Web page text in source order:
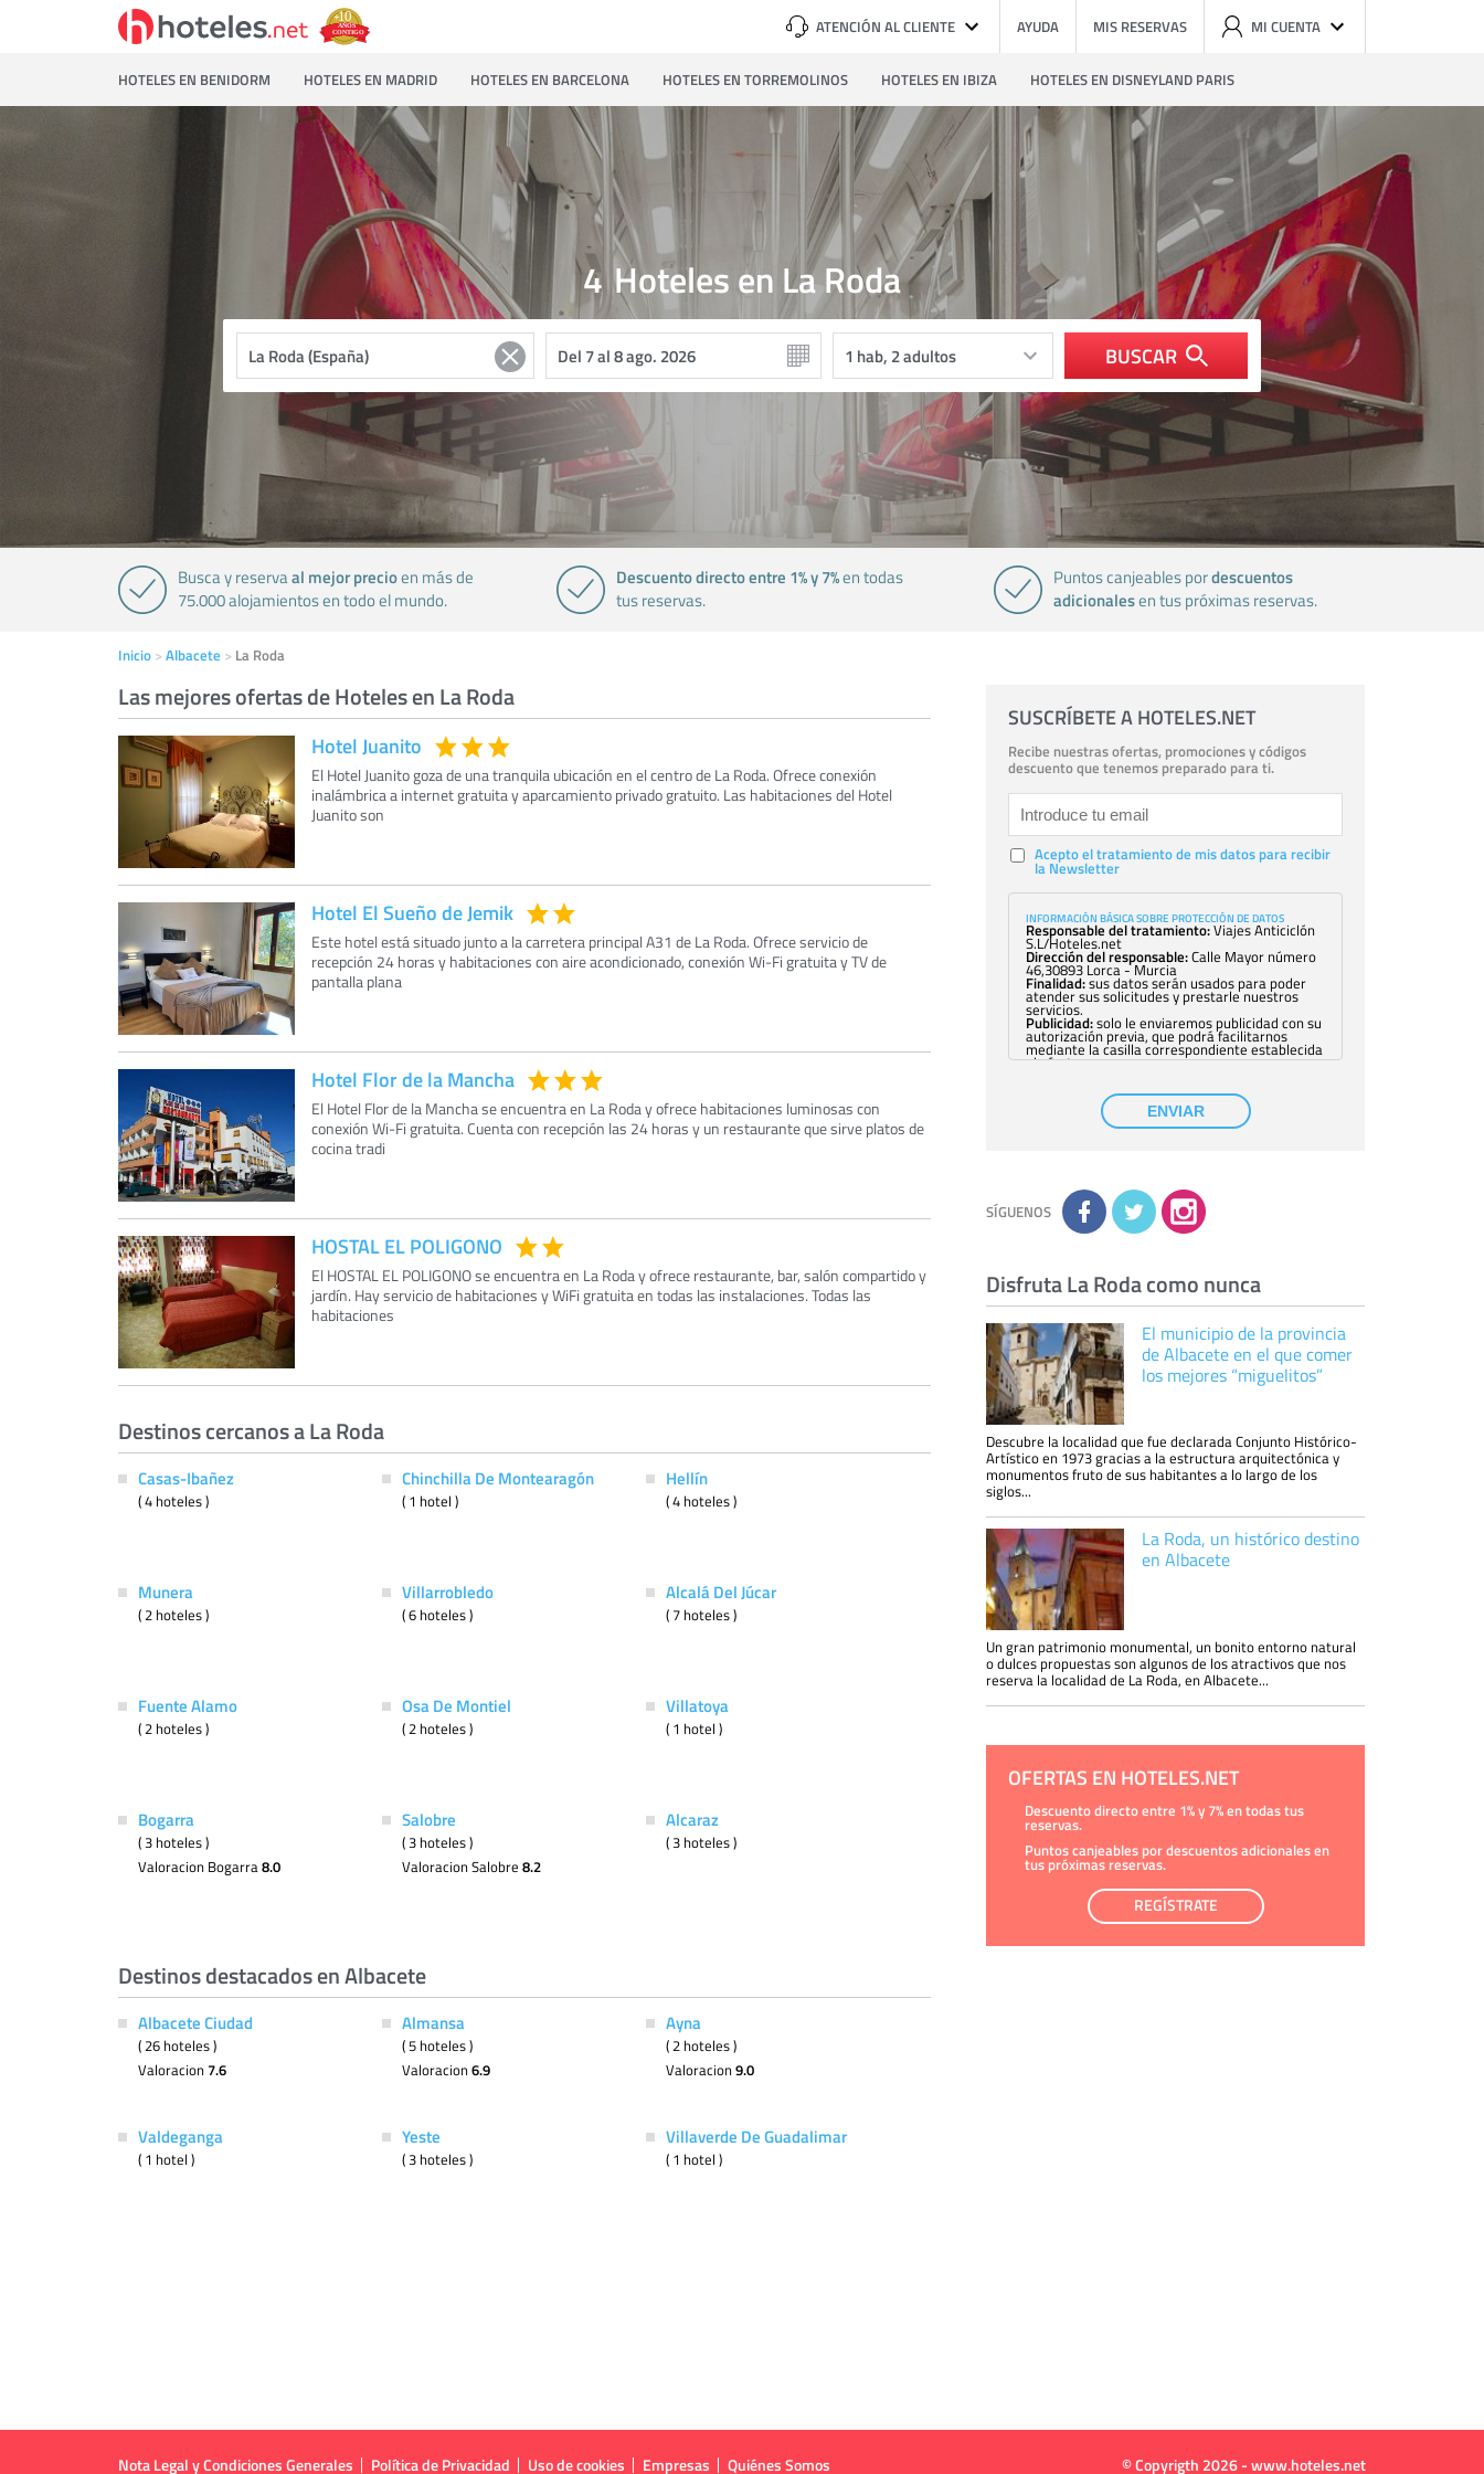
ATENCIÓN AL CLIENTE AYUDA MIS RESERVAS MI CUENTA
HOTELES EN BENIDORM HOTELES EN MADRID HOTELES EN BARCELONA HOTELES EN TORREMOLINOS HOTELES EN IBIZA HOTELES EN DISNEYLAND PARIS
Hoteles en La Roda
4
BUSCAR
Busca y reservaal mejor precioen más de
75.000 alojamientos en todo el mundo.
Descuento directo entre 1% y 7%en todas
tus reservas.
Puntos canjeables pordescuentos
adicionalesen tus próximas reservas.
Inicio Albacete La Roda
Las mejores ofertas de Hoteles en La Roda
Hotel Juanito
El Hotel Juanito goza de una tranquila ubicación en el centro de La Roda. Ofrece conexión
inalámbrica a internet gratuita y aparcamiento privado gratuito. Las habitaciones del Hotel
Juanito son
Hotel El Sueño de Jemik
Este hotel está situado junto a la carretera principal A31 de La Roda. Ofrece servicio de
recepción 24 horas y habitaciones con aire acondicionado, conexión Wi-Fi gratuita y TV de
pantalla plana
Hotel Flor de la Mancha
El Hotel Flor de la Mancha se encuentra en La Roda y ofrece habitaciones luminosas con
conexión Wi-Fi gratuita. Cuenta con recepción las 24 horas y un restaurante que sirve platos de
cocina tradi
HOSTAL EL POLIGONO
El HOSTAL EL POLIGONO se encuentra en La Roda y ofrece restaurante, bar, salón compartido y
jardín. Hay servicio de habitaciones y WiFi gratuita en todas las instalaciones. Todas las
habitaciones
Destinos cercanos a La Roda
Casas-Ibañez
( 4 hoteles )
Chinchilla De Montearagón
( 1 hotel )
Hellín
( 4 hoteles )
Munera
( 2 hoteles )
Villarrobledo
( 6 hoteles )
Alcalá Del Júcar
( 7 hoteles )
Fuente Alamo
( 2 hoteles )
Osa De Montiel
( 2 hoteles )
Villatoya
( 1 hotel )
Bogarra
( 3 hoteles )
Valoracion Bogarra8.0
Salobre
( 3 hoteles )
Valoracion Salobre 8.2
Alcaraz
( 3 hoteles )
Destinos destacados en Albacete
Albacete Ciudad
( 26 hoteles )
Valoracion 7.6
Almansa
( 5 hoteles )
Valoracion6.9
Ayna
( 2 hoteles )
Valoracion9.0
Valdeganga
( 1 hotel )
Yeste
( 3 hoteles )
Villaverde De Guadalimar
( 1 hotel )
SUSCRÍBETE A HOTELES.NET
Recibe nuestras ofertas, promociones y códigos
descuento que tenemos preparado para ti.
Acepto el tratamiento de mis datos para recibir
la Newsletter
INFORMACIÓN BÁSICA SOBRE PROTECCIÓN DE DATOS
Responsable del tratamiento:Viajes Anticiclón
S.L/Hoteles.net
Dirección del responsable:Calle Mayor número
46,30893 Lorca - Murcia
Finalidad:sus datos serán usados para poder
atender sus solicitudes y prestarle nuestros
servicios.
Publicidad:solo le enviaremos publicidad con su
autorización previa, que podrá facilitarnos
mediante la casilla correspondiente establecida
al efecto.
con su consentimiento previo, que podrá
facilitarnos mediante la casilla correspondiente
establecida al efecto.
Destinatarios:con carácter general, sólo el
Derechos:tiene derecho a saber qué
información tenemos sobre usted, corregirla y
eliminarla, tal y como se explica en la
información adicional disponible en nuestra
la información adicional y detallada sobre cómo
tratamos sus datos en lapolítica de privacidad
ENVIAR
SÍGUENOS
Disfruta La Roda como nunca
El municipio de la provincia
de Albacete en el que comer
los mejores “miguelitos”
Descubre la localidad que fue declarada Conjunto Histórico-
Artístico en 1973 gracias a la estructura arquitectónica y
monumentos fruto de sus habitantes a lo largo de los
siglos...
La Roda, un histórico destino
en Albacete
Un gran patrimonio monumental, un bonito entorno natural
o dulces propuestas son algunos de los atractivos que nos
reserva la localidad de La Roda, en Albacete...
OFERTAS EN HOTELES.NET
Descuento directo entre 1% y 7% en todas tus
reservas.
Puntos canjeables por descuentos adicionales en
tus próximas reservas.
REGÍSTRATE
Nota Legal y Condiciones Generales Política de Privacidad Uso de cookies Empresas Quiénes Somos © Copyrigth 2026 - www.hoteles.net